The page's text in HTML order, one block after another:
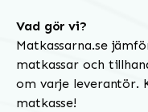
Vad gör vi?
Matkassarna.se
matkassar och
om varje leverantör.
matkasse!